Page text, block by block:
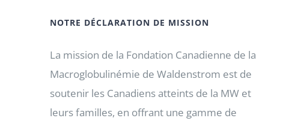
NOTRE DÉCLARATION DE MISSION
La mission de la Fondation Canadienne de la
Macroglobulinémie de Waldenstrom est de
soutenir les Canadiens atteints de la MW et
leurs familles, en offrant une gamme de